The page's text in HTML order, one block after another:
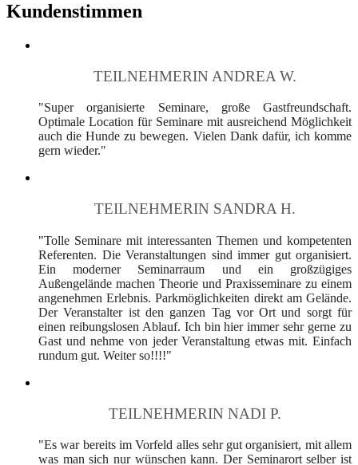
Kundenstimmen
TEILNEHMERIN ANDREA W.
"Super organisierte Seminare, große Gastfreundschaft.
Optimale Location für Seminare mit ausreichend Möglichkeit
auch die Hunde zu bewegen. Vielen Dank dafür, ich komme
gern wieder."
TEILNEHMERIN SANDRA H.
"Tolle Seminare mit interessanten Themen und kompetenten
Referenten. Die Veranstaltungen sind immer gut organisiert.
Ein moderner Seminarraum und ein großzügiges
Außengelände machen Theorie und Praxisseminare zu einem
angenehmen Erlebnis. Parkmöglichkeiten direkt am Gelände.
Der Veranstalter ist den ganzen Tag vor Ort und sorgt für
einen reibungslosen Ablauf. Ich bin hier immer sehr gerne zu
Gast und nehme von jeder Veranstaltung etwas mit. Einfach
rundum gut. Weiter so!!!!"
TEILNEHMERIN NADI P.
"Es war bereits im Vorfeld alles sehr gut organisiert, mit allem
was man sich nur wünschen kann. Der Seminarort selber ist